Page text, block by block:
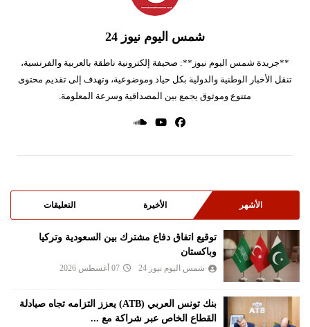
شمس اليوم نيوز 24
**جريدة شمس اليوم نيوز**: صحيفة إلكترونية ناطقة بالعربية والفرنسية،
تنقل الأخبار الوطنية والدولية بكل حياد وموضوعية، وتهدف إلى تقديم محتوى
متنوع وموثوق يجمع بين المصداقية وسرعة المعلومة.
الأشهر الأخيرة التعليقات
توقيع اتفاق دفاع مشترك بين السعودية وتركيا
وباكستان
شمس اليوم نيوز 24 07 أغسطس 2026
بنك تونس العربي (ATB) يعزز التزامه تجاه صيادلة
القطاع الخاص عبر شراكة مع ...